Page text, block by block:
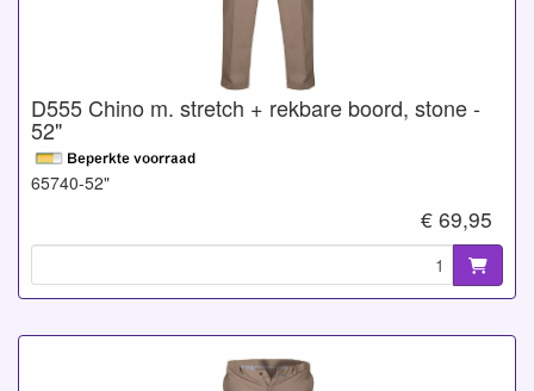
D555 Chino m. stretch + rekbare boord, stone -
52"
65740-52"
€ 69,95